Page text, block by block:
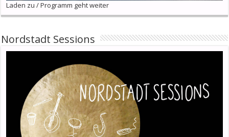
Laden zu / Programm geht weiter
Nordstadt Sessions